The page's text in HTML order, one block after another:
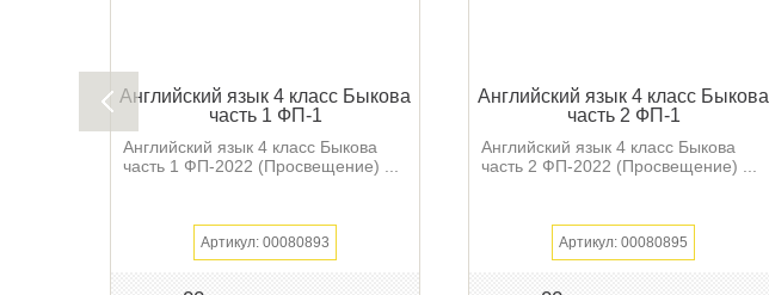
Английский язык 4 класс Быкова
часть 1 ФП-1
Английский язык 4 класс Быкова
часть 1 ФП-2022 (Просвещение) ...
Артикул: 00080893
Английский язык 4 класс Быкова
часть 2 ФП-1
Английский язык 4 класс Быкова
часть 2 ФП-2022 (Просвещение) ...
Артикул: 00080895